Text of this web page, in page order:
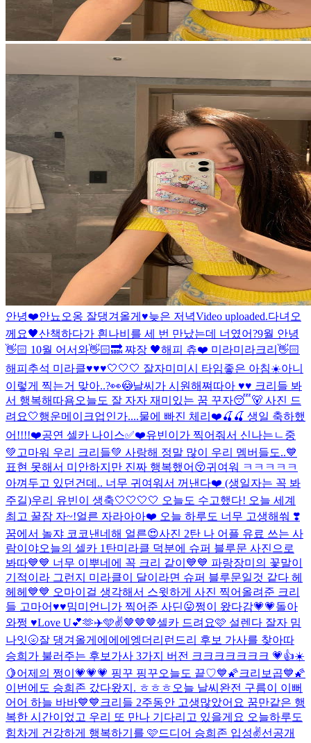
안녕❤️안뇨오옹 잘댕겨올게♥늦은 저녁Video uploaded.다녀오
께요🖤산책하다가 흰나비를 세 번 만났는데 너였어?9월 안녕
👋🏻 10월 어서와👋🏻🔜 쨔장 🖤해피 츄❤️ 미라미라크리👋🏻
해피추석 미라클♥♥♥🤍🤍🤍 잘자미미시 타임좋은 아침☀️아니
이렇게 찍는거 맞아..?👀😳날씨가 시원해쪄따아 ♥♥ 크리들 봐
서 행복해따욤오늘도 잘 자자 재미있는 꿈 꾸자😴🐻 사진 드
려요🤍행운메이크업인가....물에 빠진 체리❤️🍒🍒 생일 축하했
어!!!!❤️공연 셀카 나이스✅❤️유빈이가 찍어줘서 신나는ㄴ중
💚 고마워 우리 크리들💚 사랑해 정말 많이 우리 멤버들도..💙
표현 못해서 미안하지만 진짜 행복했어😚귀여워 ㅋㅋㅋㅋㅋ
아껴두고 있던건데.. 너무 귀여워서 꺼낸다❤️ (생일자는 꼭 봐
주길)우리 유빈이 생축🤍🤍🤍🤍 오늘도 수고했다! 오늘 세계
최고 꿀잠 자~!얼른 자라아아❤️ 오늘 하루도 너무 고생해쒀 ❣️
꿈에서 놀쟈 코코낸네해 얼른😍사진 2탄 나 어플 유료 쓰는 사
람이야오늘의 셀카 1탄미라클 덕분에 슈퍼 블루문 사진으로
봐따💙💙 너무 이뿌네에 꼭 크리 같이💙💙 파랑장미의 꽃말이
기적이라 그런지 미라클이 달이라면 슈퍼 블루문일것 같다 헤
헤헤💙💙 오마이걸 생각해서 스윗하게 사진 찍어올려준 크리
들 고마어♥♥밈미언니가 찍어준 사딘😛쩡이 왔다감💗💗돌아
와쩡 ♥Love U💕🫶✈️🩵✌️🤎🤎🤎셀카 드려요🩷 설렌다 잘자 밈
나잇🌝잘 댕겨올게에에에엥더리런드리 후보 가사를 찾아따
승희가 불러주는 후보가사 3가지 버전 크크크크크크크 💗👍☀️
🍋어제의 쩡이💗💗💗 핑꾸 핑꾸오늘도 끝♡💙🌠크리보곱💙🌠
이번에도 승희존 갔다왔지. ㅎㅎㅎ 오늘 날씨완전 구름이 이뻐
어어 하늘 바바💙💙 크리들 2주동안 고생많았어요 꿈만같은 행
복한 시간이었고 우리 또 만나 기다리고 있을게요 오늘하루도
힘차게 건강하게 행복하기를 🩷드디어 승희존 입성✌️선공개